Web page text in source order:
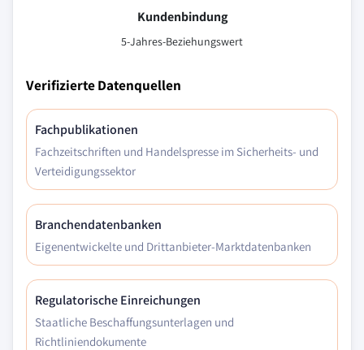
Kundenbindung
5-Jahres-Beziehungswert
Verifizierte Datenquellen
Fachpublikationen
Fachzeitschriften und Handelspresse im Sicherheits- und
Verteidigungssektor
Branchendatenbanken
Eigenentwickelte und Drittanbieter-Marktdatenbanken
Regulatorische Einreichungen
Staatliche Beschaffungsunterlagen und
Richtliniendokumente